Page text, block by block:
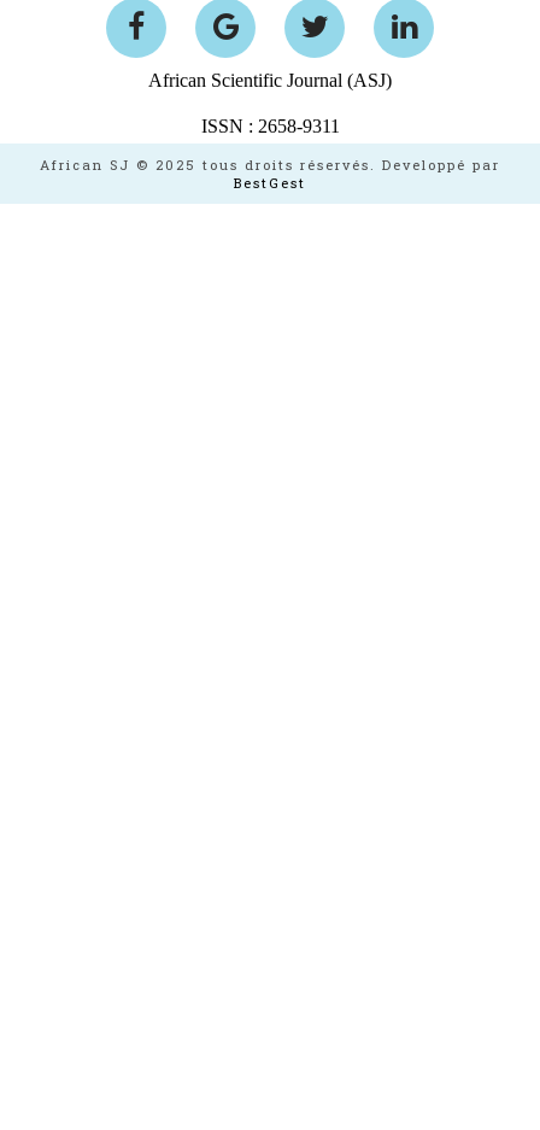
African Scientific Journal (ASJ)
ISSN : 2658-9311
African SJ © 2025 tous droits réservés. Developpé par
BestGest